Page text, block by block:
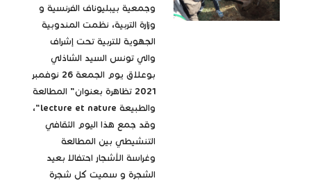
وجمعية بيبليوناف الفرنسية و
وزارة التربية، نظمت المندوبية
الجهوية للتربية تحت إشراف
والي تونس السيد الشاذلي
بوعلاق يوم الجمعة 26 نوفمبر
2021 تظاهرة بعنوان" المطالعة
والطبيعة lecture et nature"،
وقد جمع هذا اليوم الثقافي
التنشيطي بين المطالعة
وغراسة الأشجار احتفالا بعيد
الشجرة و سميت كل شجرة